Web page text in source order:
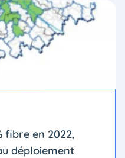
fibre en 2022,
déploiement